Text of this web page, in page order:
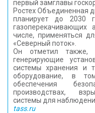
первый замглавы
Ростех Объединенная
планирует до 2030
газоперекачивающих
числе, применяться
«Северный поток».
Он отметил также,
генерирующие
системы хранения и
оборудование, в
обеспечения
производствах,
системы для
tass.ru